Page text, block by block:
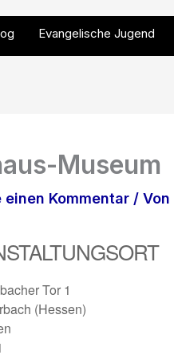
Evangelische Jugend
Museum
einen Kommentar / Von
Tor 1
(Hessen)